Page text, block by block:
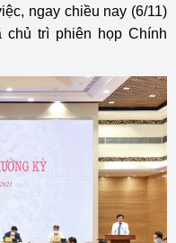
ngay chiều nay (6/11)
chủ trì phiên họp Chính